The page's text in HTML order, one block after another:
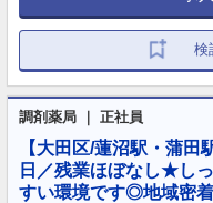
検
調剤薬局 ｜ 正社員
【大田区/蓮沼駅・蒲
日／残業ほぼなし★し
すい環境です◎地域密